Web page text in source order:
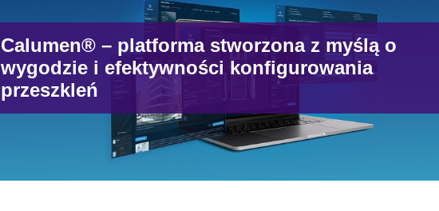
Calumen® – platforma stworzona z myślą o
wygodzie i efektywności konfigurowania
przeszkleń